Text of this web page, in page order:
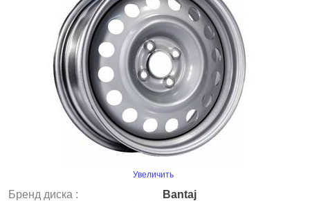
Увеличить
Бренд диска :
Bantaj